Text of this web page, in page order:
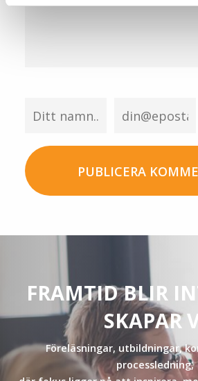
FRAMTID BLIR
SKAPAR
Föreläsningar, utbildningar,
processledning,